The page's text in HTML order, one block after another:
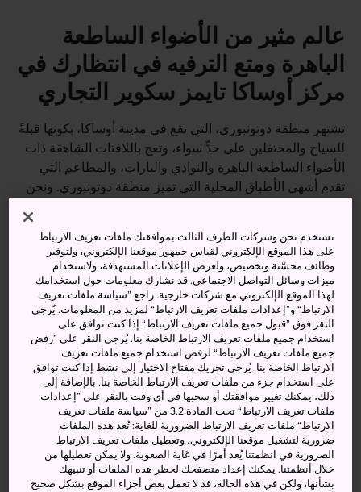
عالم مثير من الأضواء الساطعة
الباهرة ومتع الترفيه في انتظارك في
مركز أوساكا تايمز سكوير التجاري
تشتهر منطقة دوتونبوري، التي تقع في مدينة أوساكا، بكونها قبلةً
للسياح والمحتفلين على حدٍّ سواء، وتعج باللافتات الشاهقة ذات
الأضواء الساطعة الباهرة والنوادي والبارات، والمطاعم التي
تقدم أشهى الأطباق المحلية التي تميز منطقة دوتونبوري. ونحن
أنشطة ومعالم رائعة
نزهة مسائية في أنحاء الضواحي الساهرة بأضوائها
الساطعة الباهرة
التقاط صور تحت لافتة غليكو مان الشهيرة
تذوق الأطباق المحلية التي تتميز بها المنطقة، مثل
مأكولات الأوكونومياكي والتاكوياكي
نستخدم نحن وشركات الطرف الثالث بموافقتك ملفات تعريف الارتباط
على هذا الموقع الإلكتروني لقياس جمهور موقعنا الإلكتروني، ولتوفير
وظائف محسّنة وتخصيص، ولعرض الإعلانات المستهدفة، ولاستخدام
ميزات وسائل التواصل الاجتماعي. قد نشارك معلومات حول استخدامك
لهذا الموقع الإلكتروني مع شركات خارجية. راجع ”سياسة ملفات تعريف
الارتباط“ و”إعدادات ملفات تعريف الارتباط“ لمزيد من المعلومات. يُرجى
النقر فوق ”قبول جميع ملفات تعريف الارتباط“ إذا كنت توافق على
استخدام جميع ملفات تعريف الارتباط الخاصة بنا. يُرجى النقر على ”رفض
جميع ملفات تعريف الارتباط“ لرفض استخدام جميع ملفات تعريف
الارتباط الخاصة بنا. يُرجى تحريك مفتاح الاختيار إلى نشط إذا كنت توافق
على استخدام جزء من ملفات تعريف الارتباط الخاصة بنا. بالإضافة إلى
ذلك، يمكنك تغيير موافقتك أو سحبها في أي وقت بالنقر على ”إعدادات
ملفات تعريف الارتباط“ تحت المادة 3.2 من ”سياسة ملفات تعريف
الارتباط“ ملفات تعريف الارتباط الضرورية للغاية: تُعد هذه الملفات
ضرورية لتشغيل موقعنا الإلكتروني، وتعطيل ملفات تعريف الارتباط
الضرورية في انظمتنا يُعد أمرًا في غاية الصعوبة. ولا يمكن تعطيلها من
خلال أنظمتنا. يمكنك إعداد متصفحك لحظر هذه الملفات أو تنبيهك
بشأنها، ولكن في هذه الحالة، قد لا تعمل بعض أجزاء الموقع بشكل صحيح